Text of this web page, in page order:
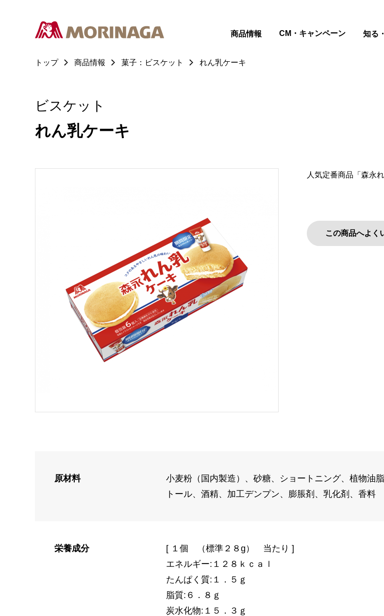
商品情報 CM・キャンペーン 知る
トップ 商品情報 菓子：ビスケット れん乳ケーキ
ビスケット
れん乳ケーキ
人気定番商品「森永
この商品へよく
原材料
小麦粉（国内製造）、砂糖、ショートニング、植物油
トール、酒精、加工デンプン、膨脹剤、乳化剤、香料
栄養成分
[ １個 （標準２８g） 当たり ]
エネルギー:１２８ｋｃａｌ
たんぱく質:１．５ｇ
脂質:６．８ｇ
炭水化物:１５．３ｇ